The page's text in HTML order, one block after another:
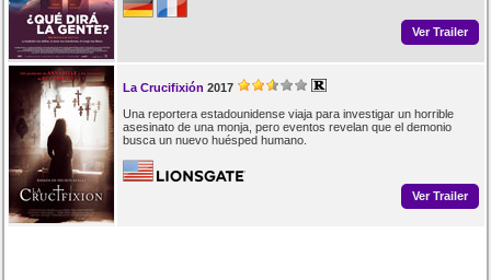
Ver Trailer
La Crucifixión 2017
Una reportera estadounidense viaja para investigar un horrible
asesinato de una monja, pero eventos revelan que el demonio
busca un nuevo huésped humano.
Ver Trailer